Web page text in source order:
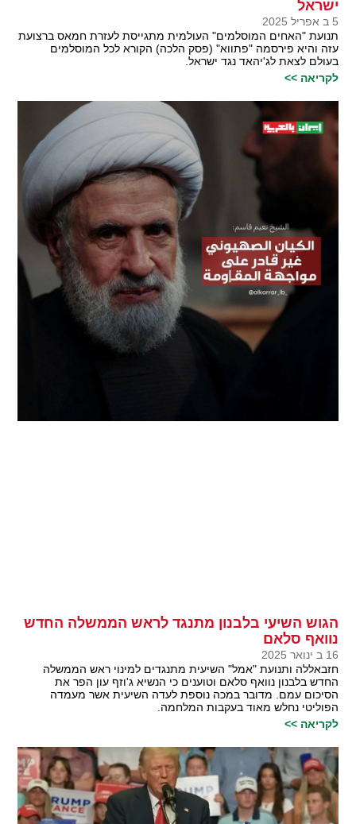
ישראל
5 ב אפריל 2025
תנועת "האחים המוסלמים" העולמית מתגייסת לעזרת חמאס ברצועת
עזה והיא פירסמה "פתווא" (פסק הלכה) הקורא לכל המוסלמים
בעולם לצאת לג'יהאד נגד ישראל.
לקריאה >>
הגוש השיעי בלבנון מתנגד לראש הממשלה החדש
נוואף סלאם
16 ב ינואר 2025
חזבאללה ותנועת "אמל" השיעית מתנגדים למינוי ראש הממשלה
החדש בלבנון נוואף סלאם וטוענים כי הנשיא ג'וזף עון הפר את
הסיכום עמם. מדובר במכה נוספת לעדה השיעית אשר מעמדה
הפוליטי נחלש מאוד בעקבות המלחמה.
לקריאה >>